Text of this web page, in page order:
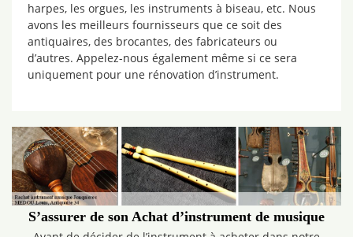
harpes, les orgues, les instruments à biseau, etc. Nous
avons les meilleurs fournisseurs que ce soit des
antiquaires, des brocantes, des fabricateurs ou
d’autres. Appelez-nous également même si ce sera
uniquement pour une rénovation d’instrument.
S’assurer de son Achat d’instrument de musique